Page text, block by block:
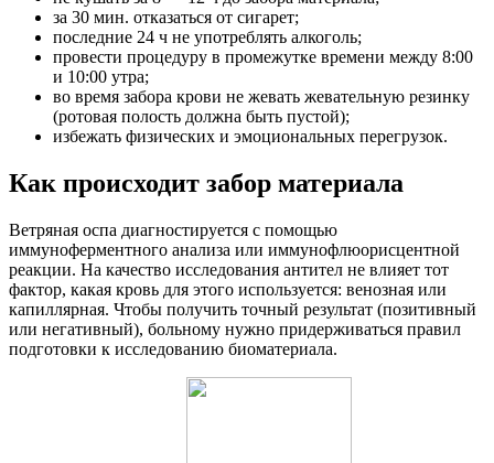
за 30 мин. отказаться от сигарет;
последние 24 ч не употреблять алкоголь;
провести процедуру в промежутке времени между 8:00
и 10:00 утра;
во время забора крови не жевать жевательную резинку
(ротовая полость должна быть пустой);
избежать физических и эмоциональных перегрузок.
Как происходит забор материала
Ветряная оспа диагностируется с помощью
иммуноферментного анализа или иммунофлюорисцентной
реакции. На качество исследования антител не влияет тот
фактор, какая кровь для этого используется: венозная или
капиллярная. Чтобы получить точный результат (позитивный
или негативный), больному нужно придерживаться правил
подготовки к исследованию биоматериала.